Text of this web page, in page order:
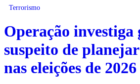
Terrorismo
Operação investiga
suspeito de
nas eleições de 2026